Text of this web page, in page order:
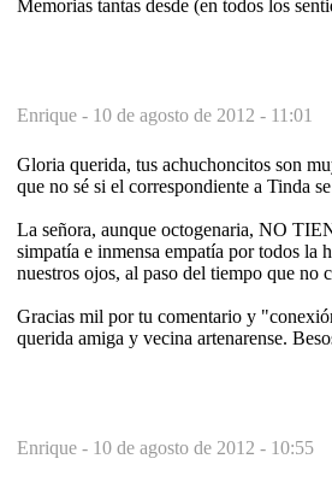
Memorias tantas desde (en todos los
Enrique - 10 de agosto de 2012 - 11:01
Gloria querida, tus achuchoncitos son
que no sé si el correspondiente a Tinda
La señora, aunque octogenaria, NO
simpatía e inmensa empatía por todos la
nuestros ojos, al paso del tiempo que no
Gracias mil por tu comentario y
querida amiga y vecina artenarense.
Enrique - 10 de agosto de 2012 - 10:55